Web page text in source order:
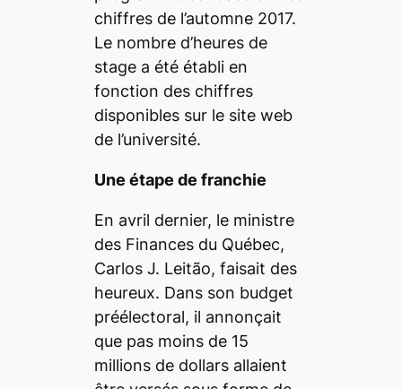
chiffres de l’automne 2017.
Le nombre d’heures de
stage a été établi en
fonction des chiffres
disponibles sur le site web
de l’université.
Une étape de franchie
En avril dernier, le ministre
des Finances du Québec,
Carlos J. Leitão, faisait des
heureux. Dans son budget
préélectoral, il annonçait
que pas moins de 15
millions de dollars allaient